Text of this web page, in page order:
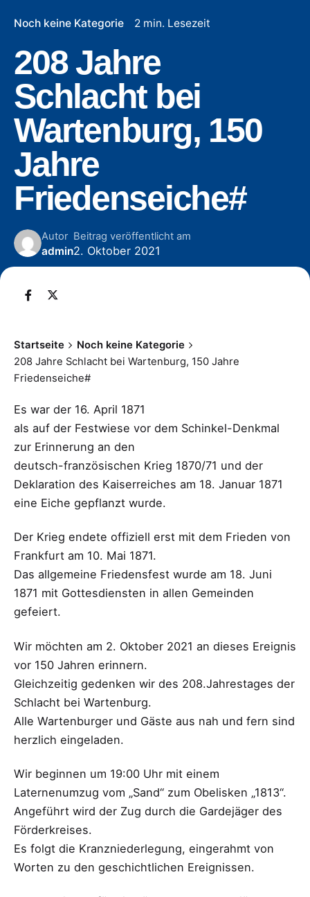
Noch keine Kategorie 2 min. Lesezeit
208 Jahre
Schlacht bei
Wartenburg, 150
Jahre
Friedenseiche#
Autor
admin
Beitrag veröffentlicht am
2. Oktober 2021
Startseite
Noch keine Kategorie
208 Jahre Schlacht bei Wartenburg, 150 Jahre
Friedenseiche#
Es war der 16. April 1871
als auf der Festwiese vor dem Schinkel-Denkmal
zur Erinnerung an den
deutsch-französischen Krieg 1870/71 und der
Deklaration des Kaiserreiches am 18. Januar 1871
eine Eiche gepflanzt wurde.
Der Krieg endete offiziell erst mit dem Frieden von
Frankfurt am 10. Mai 1871.
Das allgemeine Friedensfest wurde am 18. Juni
1871 mit Gottesdiensten in allen Gemeinden
gefeiert.
Wir möchten am 2. Oktober 2021 an dieses Ereignis
vor 150 Jahren erinnern.
Gleichzeitig gedenken wir des 208.Jahrestages der
Schlacht bei Wartenburg.
Alle Wartenburger und Gäste aus nah und fern sind
herzlich eingeladen.
Wir beginnen um 19:00 Uhr mit einem
Laternenumzug vom „Sand“ zum Obelisken „1813“.
Angeführt wird der Zug durch die Gardejäger des
Förderkreises.
Es folgt die Kranzniederlegung, eingerahmt von
Worten zu den geschichtlichen Ereignissen.